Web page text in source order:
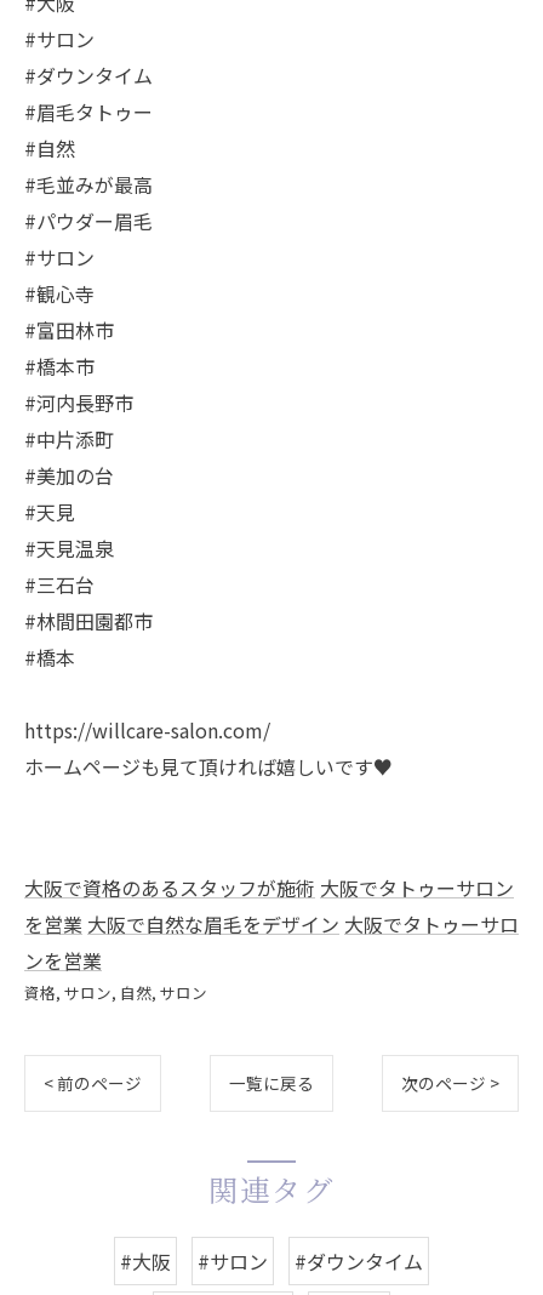
#サロン
#ダウンタイム
#眉毛タトゥー
#自然
#毛並みが最高
#パウダー眉毛
#サロン
#観心寺
#富田林市
#橋本市
#河内長野市
#中片添町
#美加の台
#天見
#天見温泉
#三石台
#林間田園都市
#橋本
https://willcare-salon.com/
ホームページも見て頂ければ嬉しいです♥️
大阪で資格のあるスタッフが施術 大阪でタトゥーサロン
を営業 大阪で自然な眉毛をデザイン 大阪でタトゥーサロ
ンを営業
資格 サロン 自然 サロン
< 前のページ 一覧に戻る 次のページ >
関連タグ
#大阪 #サロン
#ダウンタイム